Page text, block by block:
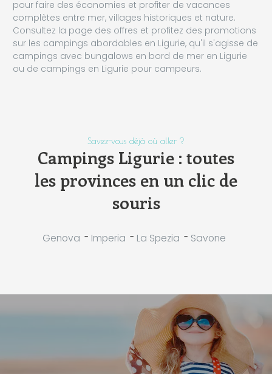
pour faire des économies et profiter de vacances
complètes entre mer, villages historiques et nature.
Consultez la page des offres et profitez des promotions
sur les campings abordables en Ligurie, qu'il s'agisse de
campings avec bungalows en bord de mer en Ligurie
ou de campings en Ligurie pour campeurs.
Savez-vous déjà où aller ?
Campings Ligurie : toutes
les provinces en un clic de
souris
Genova - Imperia - La Spezia - Savone